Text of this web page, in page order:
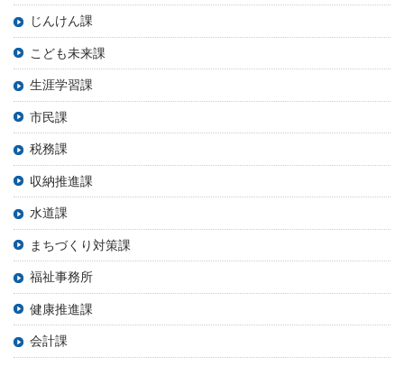
じんけん課
こども未来課
生涯学習課
市民課
税務課
収納推進課
水道課
まちづくり対策課
福祉事務所
健康推進課
会計課